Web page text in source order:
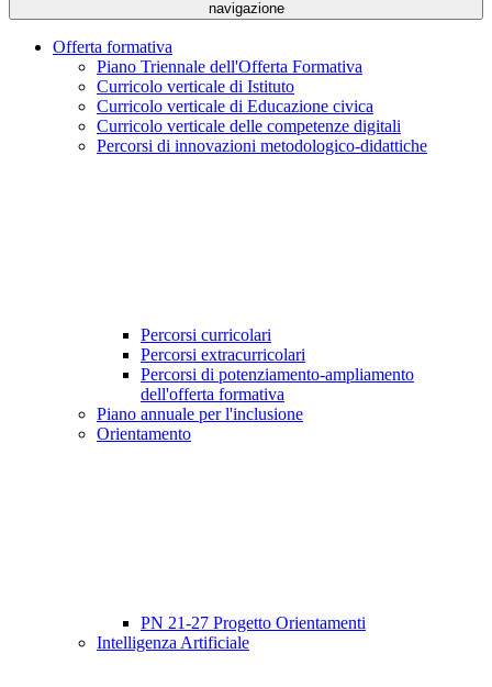
navigazione
Offerta formativa
Piano Triennale dell'Offerta Formativa
Curricolo verticale di Istituto
Curricolo verticale di Educazione civica
Curricolo verticale delle competenze digitali
Percorsi di innovazioni metodologico-didattiche
Percorsi curricolari
Percorsi extracurricolari
Percorsi di potenziamento-ampliamento
dell'offerta formativa
Piano annuale per l'inclusione
Orientamento
PN 21-27 Progetto Orientamenti
Intelligenza Artificiale